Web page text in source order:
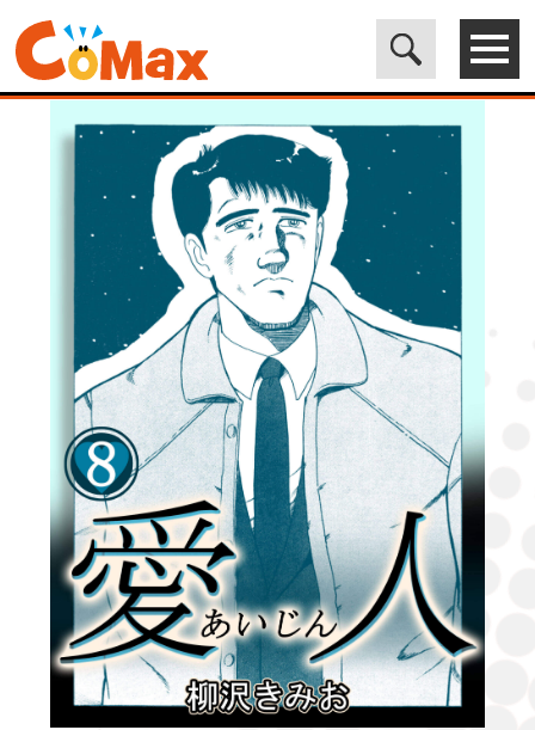
電子書籍マンガ CoMax(コマックス)公式サイト - 株式会社ICE>
LEGEND> 愛人８